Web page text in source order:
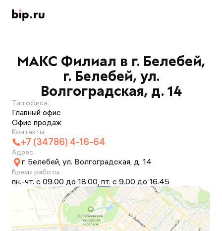
МАКС Филиал в г. Белебей,
г. Белебей, ул.
Волгоградская, д. 14
Тип офиса:
Главный офис
Офис продаж
Контакты:
+7 (34786) 4-16-64
Адрес:
г. Белебей, ул. Волгоградская, д. 14
Время работы:
пн.-чт. с 09.00 до 18.00, пт. с 9.00 до 16.45